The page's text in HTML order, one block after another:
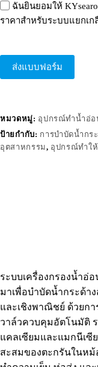
ฉันยินยอมให้
ราคาสำหรับระบบแยกเก
ส่งแบบฟอร์ม
หมวดหมู่: อุปกรณ์ทำน้ำอ่อ
ป้ายกำกับ: การบำบัดน้ำกร
อุตสาหกรรม, อุปกรณ์ทำใ
ระบบเครื่องกรองน้ำอ่
มาเพื่อบำบัดน้ำกระด้า
และเชิงพาณิชย์ ด้วยก
วาล์วควบคุมอัตโนมัติ
แคลเซียมและแมกนีเซี
สะสมของตะกรันในหม้